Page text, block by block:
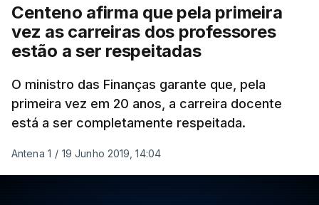
Centeno afirma que pela primeira
vez as carreiras dos professores
estão a ser respeitadas
O ministro das Finanças garante que, pela
primeira vez em 20 anos, a carreira docente
está a ser completamente respeitada.
Antena 1 / 19 Junho 2019, 14:04